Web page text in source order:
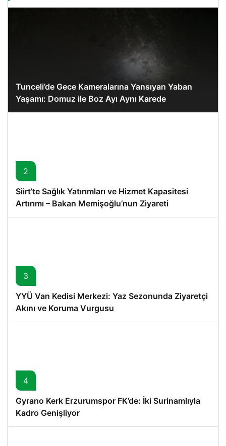
Tunceli’de Gece Kameralarına Yansıyan Yaban
Yaşamı: Domuz ile Boz Ayı Aynı Karede
2
Siirt’te Sağlık Yatırımları ve Hizmet Kapasitesi
Artırımı – Bakan Memişoğlu’nun Ziyareti
3
YYÜ Van Kedisi Merkezi: Yaz Sezonunda Ziyaretçi
Akını ve Koruma Vurgusu
4
Gyrano Kerk Erzurumspor FK’de: İki Surinamlıyla
Kadro Genişliyor